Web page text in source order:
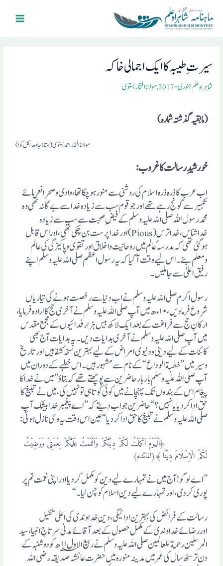
content
سیرت ِطیبہ کا ایک اجمالی خاکہ
شاہراہِ علم جنوری- 2017 ,مولانا افتخار بستوی
(ما بقیہ گذشتہ شمارہ)
مولاناافتخار احمد بستوی(استاذ جامعہ اکل کوا)
خورشیدِرسالت کا غروب :
اب عرب کا ذرہ ذرہ اسلام کی روشنی سے منور ہوچکا تھا، وادی وصحرا نعرہائے
تکبیر سے گونج رہے تھے اورجو قوم سب سے زیادہ خدا سے بے گانہ تھی وہ
محمد رسول اللہ صلی اللہ علیہ وسلم کے فیضِ صحبت سے سب سے زیادہ
خداشناس ، خدا ترس (Pious) اور خدا پرست بن چکی تھی، اوراس قابل
ہوگئی تھی کہ مدرسہٴ عالم میں روحانیت واخلاق اورتقویٰ وپاکیزگی کی عالم
ومعلم بنے۔ اس لیے وقت آگیا کہ یہ رسول اعظم صلی اللہ علیہ وسلم اپنے
رفیق اعلیٰ سے جا ملیں۔
رسول اکرم صلی اللہ علیہ وسلم نے اب دنیا سے رخصت ہونے کی تیاریاں
شروع فرمادیں،۱۰ ء ھ میں آپ صلی اللہ علیہ وسلم نے آخری حج کا ارادہ فرمایا،
ارکانِ حج سے فراغت کے بعد ایک لا کھ بیس ہزار فدائیوں کے مجمع مقدس
میں آپ صلی اللہ علیہ وسلم نے آخری ہدایات دیں ۔ یہ ہدایات آج بھی
کائنات کے لیے دینی ودنیوی امراض کے لیے بہترین نسخہٴ شفا ہیں اورتاریخ
وسیرمیں ” خطبة الوداع “ کے نام سے مشہور ہیں ۔ اس خطبے کے دوران میں
آپ صلی اللہ علیہ وسلم بار بار حاضرین سے پوچھتے تھے کہ بتاوٴ ” میں نے خدا کا
پیغام اس کے بندو ں تک پہنچانے میں کوئی کوتاہی تو نہیں کی، میں نے تبلیغ کا
حق ادا کردیا یا نہیں ؟ “ حاضرین جواب دیتے کہ ” اے پیغمبر خدا بیشک آپ
صلی اللہ علیہ وسلم نے تبلیغ کا حق ادا کردیا “ عین اس وقت یہ وحی نازل ہوئی :
﴿اَلْیَوْمَ اَکْمَلْتُ لَکُمْ دِیْنَکُمْ وَاَتْمَمْتُ عَلَیْکُمْ نِعْمَتِیْ وَرَضِیْتُ
لَکُمُ الْاِسْلَامَ دِیْنًا ﴾(المائدہ)
” اے لوگو! آج میں نے تمہارے لیے دین کو مکمل کردیا اور اپنی نعمت تم پر
پوری کردی، اورتمہارے لیے دینِ اسلام کو چن لیا ۔ “
رسالت کے فرائض کی بہترین ادائیگی، دینِ خدا وندی کی اعلیٰ تکمیل
اوررضائے خداوندی کے مکمل حصول کے بعد آقائے مدنی سرتاجِ انبیا، سید
المرسلین رحمة للعالمین صلی اللہ علیہ وسلم نے ربیع الاول ؁۱۱ ھ کو دو شنبہ کے
دن ترسٹھ سال کی عمر میں مدینہ منورہ میں حضرت عائشہ صدیقہ رضی اللہ